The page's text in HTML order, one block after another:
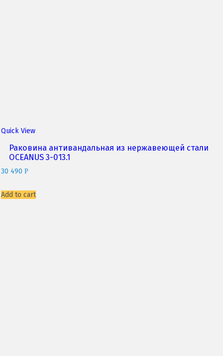
Quick View
Раковина антивандальная из нержавеющей стали
OCEANUS 3-013.1
30 490 P
Add to cart